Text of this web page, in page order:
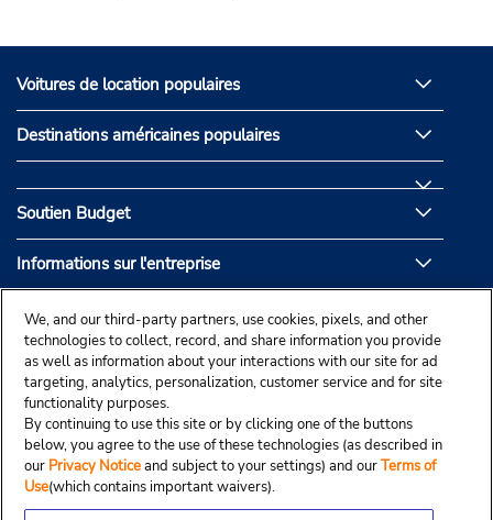
Voitures de location populaires
Destinations américaines populaires
Soutien Budget
Informations sur l'entreprise
Partenaires de Budget
We, and our third-party partners, use cookies, pixels, and other
technologies to collect, record, and share information you provide
as well as information about your interactions with our site for ad
targeting, analytics, personalization, customer service and for site
functionality purposes.
By continuing to use this site or by clicking one of the buttons
below, you agree to the use of these technologies (as described in
our Privacy Noticeand subject to your settings) and ourTerms of
Use(which contains important waivers).